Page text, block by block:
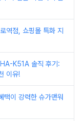
역점, 쇼핑몰 특화 지
K51A 솔직 후기:
이유!
택이 강력한 슈가맨워